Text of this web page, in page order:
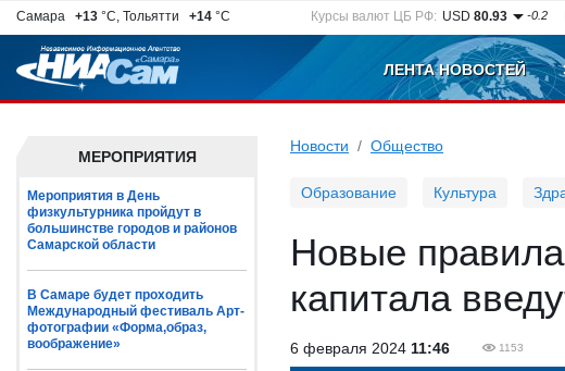
Самара +13 °C, Тольятти +14 °C Курсы валют ЦБ РФ: USD80.93 -0.2
ЛЕНТА НОВОСТЕЙ
МЕРОПРИЯТИЯ
Мероприятия в День
физкультурника пройдут в
большинстве городов и районов
Самарской области
В Самаре будет проходить
Международный фестиваль Арт-
фотографии «Форма,образ,
воображение»
Новости Общество
Образование Культура
Новые правила
капитала
6 февраля 2024 11:46 1153